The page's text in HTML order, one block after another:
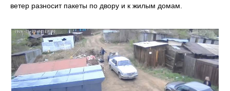
ветер разносит пакеты по двору и к жилым домам.